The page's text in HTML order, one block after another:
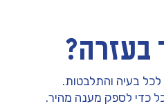
בעזרה?
בעיה והתלבטות.
כדי לספק מענה מהיר.